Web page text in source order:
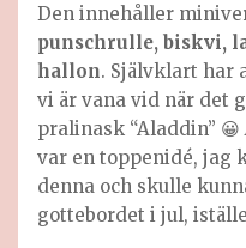
Den innehåller
punschrulle, biskvi,
hallon. Självklart har
vi är vana vid när det
pralinask “Aladdin”
var en toppenidé, jag
denna och skulle
gottebordet i jul,